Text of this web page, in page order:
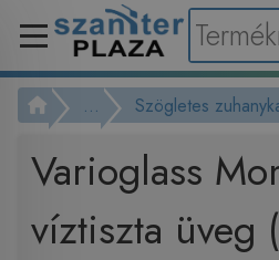
... Szögletes
Varioglass
víztiszta